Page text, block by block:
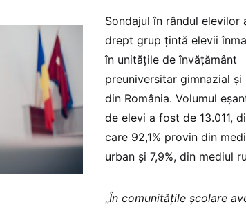
Sondajul în rândul elevilor
drept grup țintă elevii
în unitățile de învățământ
preuniversitar gimnazial și
din România. Volumul
de elevi a fost de 13.011,
care 92,1% provin din
urban și 7,9%, din mediul
„În comunităţile şcolare